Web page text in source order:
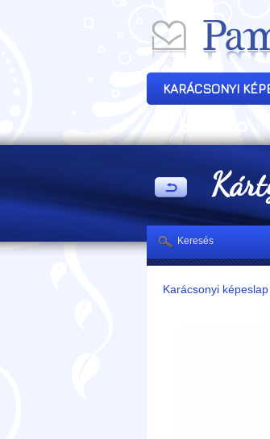
KARÁCSONYI
Karácsonyi képeslap
Keresés